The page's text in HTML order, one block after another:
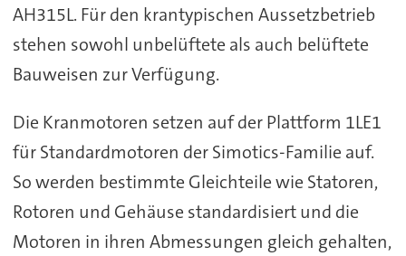
AH315L. Für den krantypischen Aussetzbetrieb
stehen sowohl unbelüftete als auch belüftete
Bauweisen zur Verfügung.
Die Kranmotoren setzen auf der Plattform 1LE1
für Standardmotoren der Simotics-Familie auf.
So werden bestimmte Gleichteile wie Statoren,
Rotoren und Gehäuse standardisiert und die
Motoren in ihren Abmessungen gleich gehalten,